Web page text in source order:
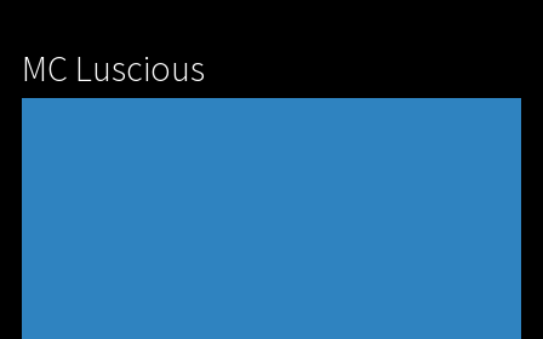
MC Luscious